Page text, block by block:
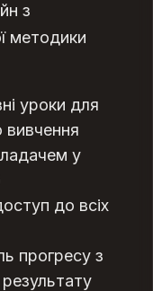
з
методики
уроки для
вивчення
у
до всіх
прогресу з